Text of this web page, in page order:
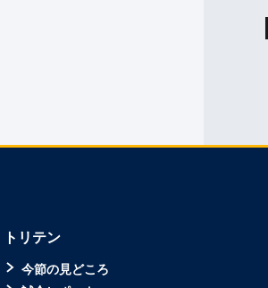
トリテン
今節の見どころ